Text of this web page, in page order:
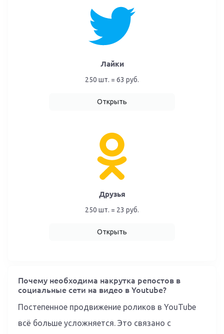
Лайки
250 шт. = 63 руб.
Открыть
Друзья
250 шт. = 23 руб.
Открыть
Почему необходима накрутка репостов в
социальные сети на видео в Youtube?
Постепенное продвижение роликов в YouTube
всё больше усложняется. Это связано с